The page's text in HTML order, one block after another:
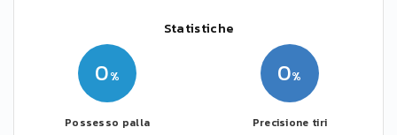
Statistiche
0
Possesso palla
0
Precisione tiri